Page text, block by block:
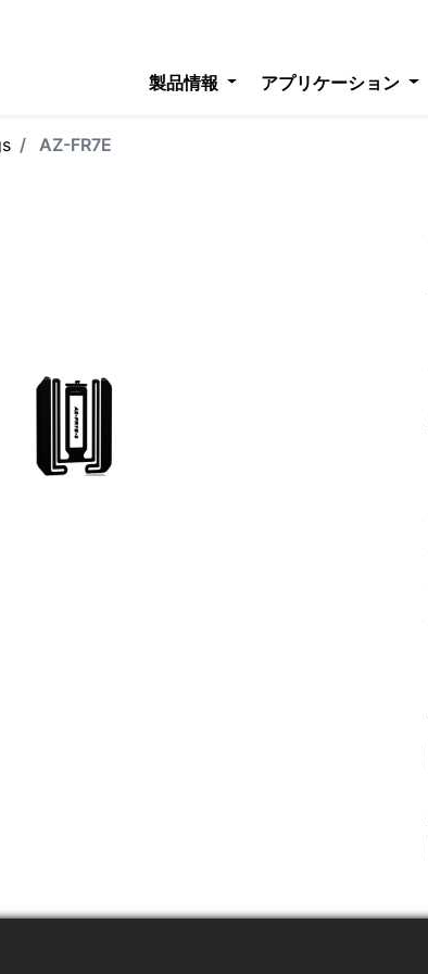
製品情報 アプリケーション
AZ-FR7E